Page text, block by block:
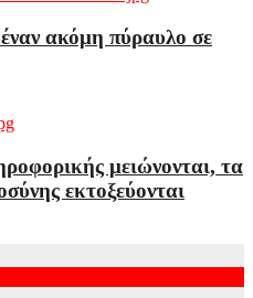
ακόμη πύραυλο σε
μειώνονται, τα
εκτοξεύονται